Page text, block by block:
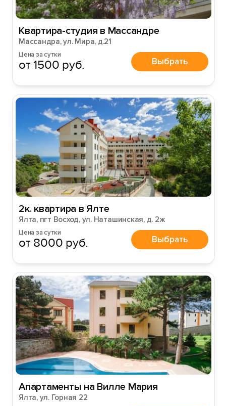
Квартира-студия в Массандре
Массандра, ул. Мира, д.21
Цена за сутки
от 1500 руб. Выбрать
2к. квартира в Ялте
Ялта, пгт Восход, ул. Наташинская, д. 2ж
Цена за сутки
от 8000 руб. Выбрать
Апартаменты на Вилле Мария
Ялта, ул. Горная 22
Вход на сайт
Войти или Зарегистрироваться
Войти
Войти с помощью